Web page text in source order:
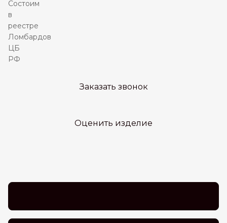
Заказать звонок
Оценить изделие